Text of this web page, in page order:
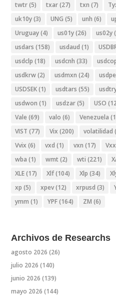
twtr(5) txar(27) txn (7)
uk10y(3) UNG (5) unh (6)
Uruguay(4) us01y(26) us02y
usdars (158) usdaud (1)
usdclp (18) usdcnh (33)
usdkrw(2) usdmxn (24)
USDSEK(1) usdtars (55)
usdwon (1) usdzar(5) USO
Vale (69) valo (6) Venezuela
VIST (77) Vix (200) volatilidad
Vvix (6) vxd (1) vxn (17) Vxx
wba (1) wmt (2) wti (221)
XLE(17) Xlf(104) Xlp (34)
xp (5) xpev(12) xrpusd (3)
ymm (1) YPF(164) ZM (6)
Archivos de Researchs
agosto 2026 (26)
julio 2026 (140)
junio 2026 (139)
mayo 2026 (144)